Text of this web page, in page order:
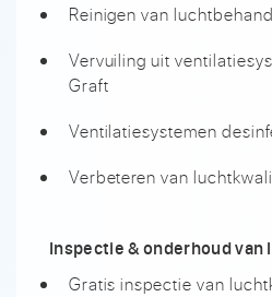
Reinigen van
Vervuiling uit
Graft
Ventilatiesystemen
Verbeteren van
Inspectie & onderhoud van
Gratis inspectie van